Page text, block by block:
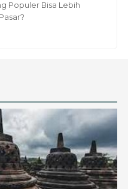
Populer Bisa Lebih